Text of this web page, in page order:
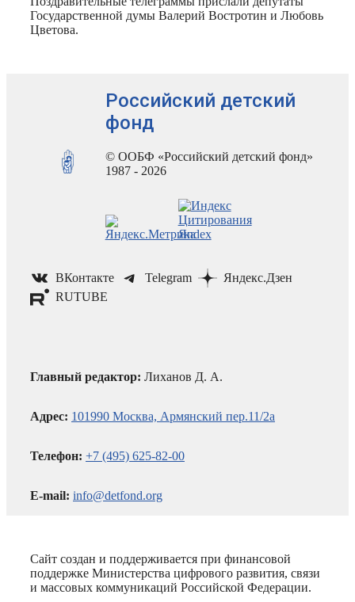
Государственной думы Валерий Востротин и Любовь
Цветова.
Российский детский
фонд
© ООБФ «Российский детский фонд»
1987 - 2026
ВКонтакте Telegram
Яндекс.Дзен
RUTUBE
Главный редактор: Лиханов Д. А.
Адрес: 101990 Москва, Армянский пер.11/2а
Телефон: +7 (495) 625-82-00
E-mail: info@detfond.org
Сайт создан и поддерживается при финансовой
поддержке Министерства цифрового развития, связи
и массовых коммуникаций Российской Федерации.